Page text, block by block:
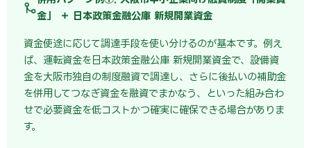
金」 ＋ 日本政策金融公庫 新規開業資金
資金使途に応じて調達手段を使い分けるのが基本です。例え
ば、運転資金を日本政策金融公庫 新規開業資金で、設備資
金を大阪市独自の制度融資で調達し、さらに後払いの補助金
を併用してつなぎ資金を融資でまかなう、といった組み合わ
せで必要資金を低コストかつ確実に確保できる場合がありま
す。